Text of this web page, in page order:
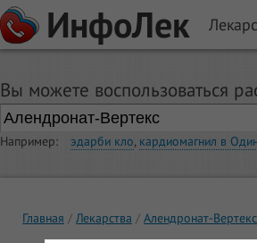
ИнфоЛек
Вы можете воспользоваться
Например: эдарби кло, кардиомагнил в
Главная Лекарства Алендронат-Вертекс